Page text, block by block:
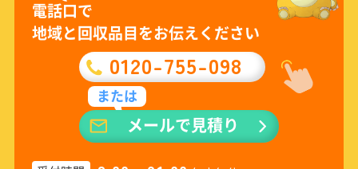
電話口で
地域と回収品目をお伝えください
0120-755-098
または
メールで見積り